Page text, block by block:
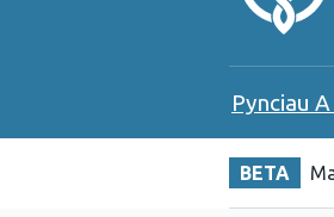
Pynciau A
BETA